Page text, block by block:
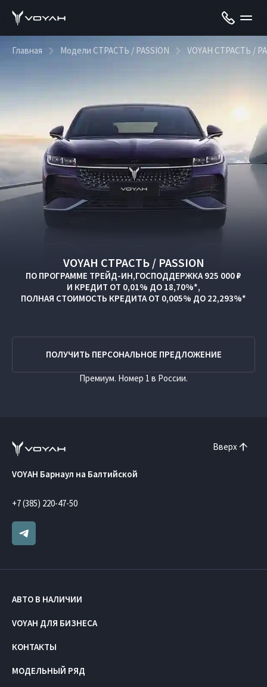
Главная Модели СТРАСТЬ / PASSION VOYAH СТРАСТЬ /
VOYAH СТРАСТЬ / PASSION
ПО ПРОГРАММЕ ТРЕЙД-ИН,ГОСПОДДЕРЖКА 925 000 ₽
И КРЕДИТ ОТ 0,01% ДО 18,70%*,
ПОЛНАЯ СТОИМОСТЬ КРЕДИТА ОТ 0,005% ДО 22,293%*
ПОЛУЧИТЬ ПЕРСОНАЛЬНОЕ ПРЕДЛОЖЕНИЕ
Премиум. Номер 1 в России.
Вверх
VOYAH Барнаул на Балтийской
+7 (385) 220-47-50
АВТО В НАЛИЧИИ
VOYAH ДЛЯ БИЗНЕСА
КОНТАКТЫ
МОДЕЛЬНЫЙ РЯД